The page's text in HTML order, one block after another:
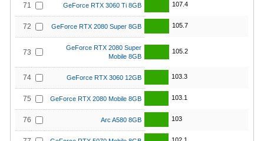
71 GeForce RTX 3060 Ti 8GB 107.4
72 GeForce RTX 2080 Super 8GB 105.7
73
GeForce RTX 2080 Super
Mobile 8GB
105.2
74 GeForce RTX 3060 12GB 103.3
75 GeForce RTX 2080 Mobile 8GB 103.1
76 Arc A580 8GB 103